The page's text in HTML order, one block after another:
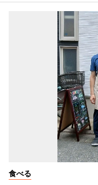
食べる